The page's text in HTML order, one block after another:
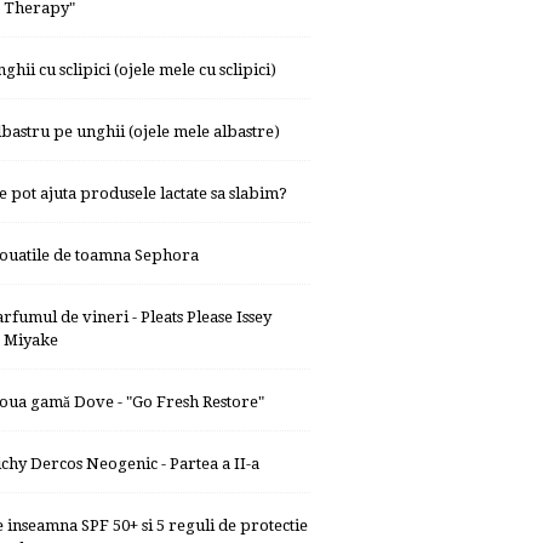
Therapy"
cu sclipici (ojele mele cu sclipici)
pe unghii (ojele mele albastre)
pot ajuta produsele lactate sa slabim?
de toamna Sephora
de vineri - Pleats Please Issey
Miyake
gamă Dove - "Go Fresh Restore"
Dercos Neogenic - Partea a II-a
inseamna SPF 50+ si 5 reguli de protectie